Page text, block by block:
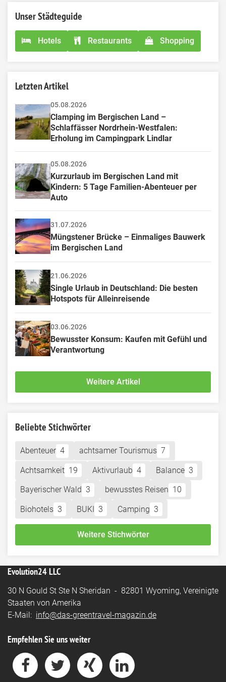
Unser Städteguide
Hotels Restaurants Shopping
Letzten Artikel
05.08.2026
Clamping im Bergischen Land –
Schlaffässer Nordrhein-Westfalen:
Erholung im Campingpark Lindlar
05.08.2026
Kurzurlaub im Bergischen Land mit
Kindern: 5 Tage Familien-Abenteuer per
Auto
31.07.2026
Müngstener Brücke – Einmaliges Bauwerk
im Bergischen Land
21.06.2026
Single Urlaub in Deutschland: Die besten
Hotspots für Alleinreisende
03.06.2026
Bewusster Konsum: Kaufen mit Gefühl und
Verantwortung
Weitere Artikel
Beliebte Stichwörter
Abenteuer 4 achtsamer Tourismus 7
Achtsamkeit 19 Aktivurlaub 4 Balance 3
Bayerischer Wald 3 bewusstes Reisen 10
Biohotels 3 BUKI 3 Camping 3
Weitere Stichwörter
Evolution24 LLC
30 N Gould St Ste N Sheridan - 82801 Wyoming, Vereinigte
Staaten von Amerika
E-Mail: info@das-greentravel-magazin.de
Empfehlen Sie uns weiter